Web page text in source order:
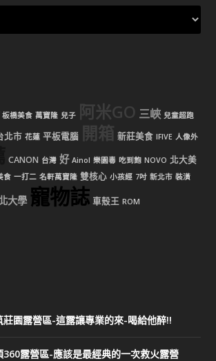
板橋美食 萬寶隆 兒子 阿米GO 三峽 兒童超跑
北市 花蓮 平板電腦 開箱 新莊美食 IFIVE 人像外
CANON 台灣 好 Ainol 樂園毒 吃到飽 NOVO 北大美
食 一打二 名軒萬寶隆 雙核心 小孩經 7吋 新北市 裝潢
大學 寵物誌 車殼王 ROM
園露營區-這露讓專業的來-喝給他醉!!
露營區-應該是最經典的一次救火露營